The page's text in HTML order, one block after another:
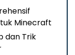
Minecraft
dan Trik